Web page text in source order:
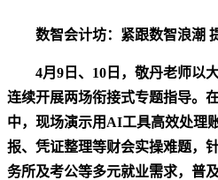
数智会计坊：紧跟数智浪潮
4月 9 日 、 10 日 ，敬丹老师以
连续开展两场衔接式专题指导。
中，现场演示用 AI工具高效处理
报、凭证整理等财会实操难题，
务所及考公等多元就业需求，普